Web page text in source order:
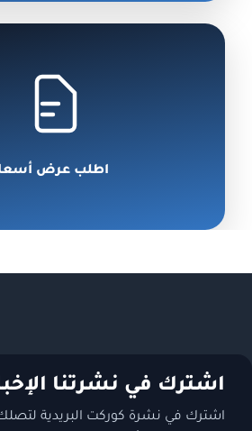
اطلب عرض
اشترك في نشرتنا
اشترك في نشرة كوركت البريدية